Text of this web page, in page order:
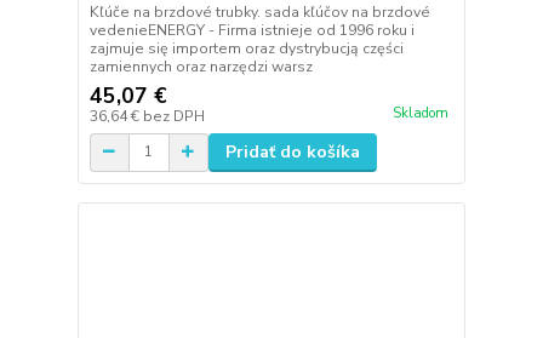
Kľúče na brzdové trubky. sada kľúčov na brzdové
vedenieENERGY - Firma istnieje od 1996 roku i
zajmuje się importem oraz dystrybucją części
zamiennych oraz narzędzi warsz
45,07 €
36,64 € bez DPH Skladom
Pridať do košíka